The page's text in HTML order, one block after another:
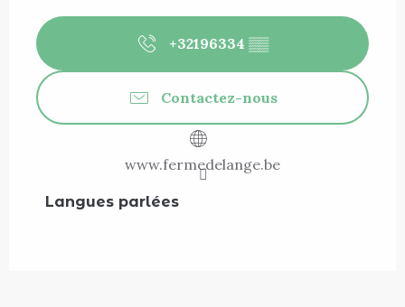
+32196334 ▒▒
Contactez-nous
www.fermedelange.be
Langues parlées
Langues parlées